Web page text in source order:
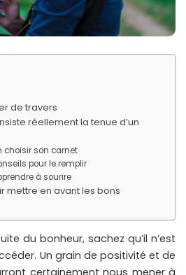
de travers
réellement la tenue d’un
choisir son carnet
pour le remplir
à sourire
mettre en avant les bons
du bonheur, sachez qu’il n’est
Un grain de positivité et de